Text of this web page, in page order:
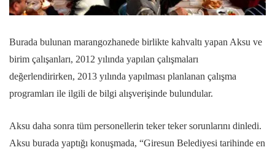
Burada bulunan marangozhanede birlikte kahvaltı yapan Aksu ve
birim çalışanları, 2012 yılında yapılan çalışmaları
değerlendirirken, 2013 yılında yapılması planlanan çalışma
programları ile ilgili de bilgi alışverişinde bulundular.
Aksu daha sonra tüm personellerin teker teker sorunlarını dinledi.
Aksu burada yaptığı konuşmada, “Giresun Belediyesi tarihinde en